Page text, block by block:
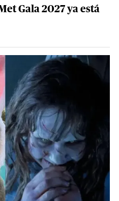
Gala 2027 ya está